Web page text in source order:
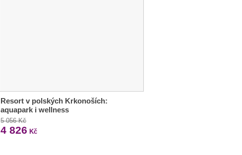
Resort v polských Krkonoších:
aquapark i wellness
5 056 Kč
4 826 Kč